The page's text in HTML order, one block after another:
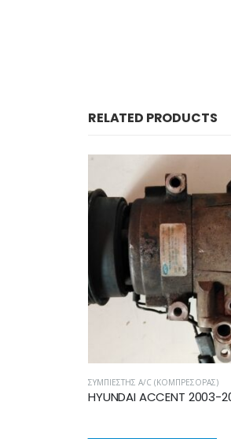
RELATED PRODUCTS
ΜΆΣΚΕΣ